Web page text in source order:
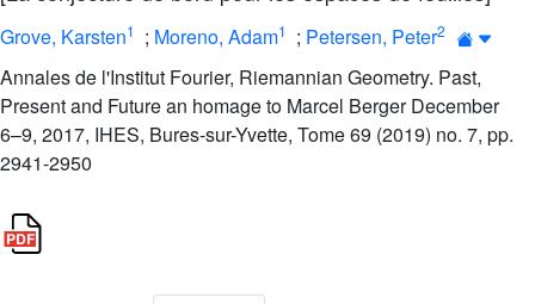
Grove, Karsten1 ; Moreno, Adam1 ; Petersen, Peter2
Annales de l'Institut Fourier, Riemannian Geometry. Past,
Present and Future an homage to Marcel Berger December
6–9, 2017, IHES, Bures-sur-Yvette, Tome 69 (2019) no. 7, pp.
2941-2950